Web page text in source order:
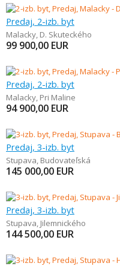
Predaj, 2-izb. byt
Malacky, D. Skuteckého
99 900,00 EUR
Predaj, 2-izb. byt
Malacky, Pri Maline
94 900,00 EUR
Predaj, 3-izb. byt
Stupava, Budovateľská
145 000,00 EUR
Predaj, 3-izb. byt
Stupava, Jilemnického
144 500,00 EUR